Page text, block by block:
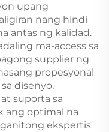
upang
nang hindi
antas ng kalidad.
ma-access sa
supplier ng
propesyonal
disenyo,
suporta sa
ang optimal na
ekspertis